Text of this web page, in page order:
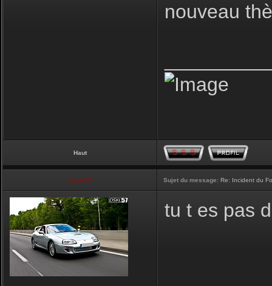
nouveau
Haut
touti-17 Sujet du message: Re: Incident du
tu t es pas